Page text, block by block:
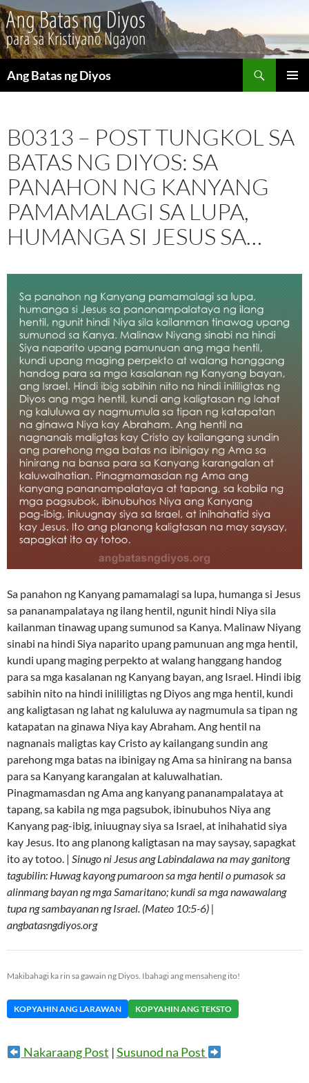
Ang Batas ng Diyos
B0313 – POST TUNGKOL SA
BATAS NG DIYOS: SA
PANAHON NG KANYANG
PAMAMALAGI SA LUPA,
HUMANGA SI JESUS SA…
Sa panahon ng Kanyang pamamalagi sa lupa, humanga si Jesus
sa pananampalataya ng ilang hentil, ngunit hindi Niya sila
kailanman tinawag upang sumunod sa Kanya. Malinaw Niyang
sinabi na hindi Siya naparito upang pamunuan ang mga hentil,
kundi upang maging perpekto at walang hanggang handog
para sa mga kasalanan ng Kanyang bayan, ang Israel. Hindi ibig
sabihin nito na hindi inililigtas ng Diyos ang mga hentil, kundi
ang kaligtasan ng lahat ng kaluluwa ay nagmumula sa tipan ng
katapatan na ginawa Niya kay Abraham. Ang hentil na
nagnanais maligtas kay Cristo ay kailangang sundin ang
parehong mga batas na ibinigay ng Ama sa hinirang na bansa
para sa Kanyang karangalan at kaluwalhatian.
Pinagmamasdan ng Ama ang kanyang pananampalataya at
tapang, sa kabila ng mga pagsubok, ibinubuhos Niya ang
Kanyang pag-ibig, iniuugnay siya sa Israel, at inihahatid siya
kay Jesus. Ito ang planong kaligtasan na may saysay, sapagkat
ito ay totoo. | Sinugo ni Jesus ang Labindalawa na may ganitong
tagubilin: Huwag kayong pumaroon sa mga hentil o pumasok sa
alinmang bayan ng mga Samaritano; kundi sa mga nawawalang
tupa ng sambayanan ng Israel. (Mateo 10:5-6) |
angbatasngdiyos.org
Makibahagi ka rin sa gawain ng Diyos. Ibahagi ang mensaheng ito!
KOPYAHIN ANG LARAWAN KOPYAHIN ANG TEKSTO
Nakaraang Post |Susunod na Post